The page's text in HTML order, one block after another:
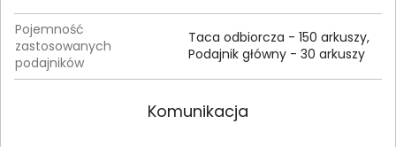
Pojemność
zastosowanych
podajników
Taca odbiorcza - 150 arkuszy,
Podajnik główny - 30 arkuszy
Komunikacja